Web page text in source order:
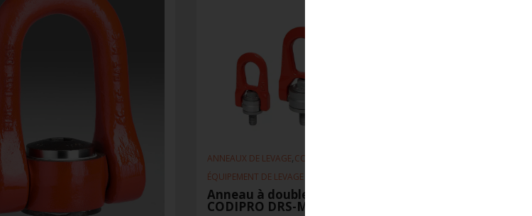
ANNEAUX DE LEVAGE,CODIPRO
ÉQUIPEMENT DE LEVAGE
Anneau à double articulation
CODIPRO DRS-M10-UP